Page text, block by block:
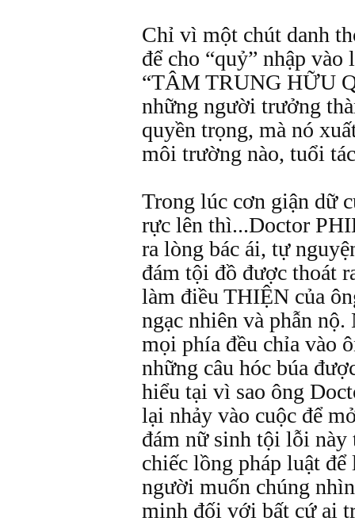
Chỉ vì một chút danh
để cho “quỷ” nhập
“TÂM TRUNG HỮU
những người trưởng
quyền trọng, mà nó
môi trường nào, tuổi
Trong lúc cơn giận dữ
rực lên thì...Doctor
ra lòng bác ái, tự
đám tội đồ được thoát
làm điều THIỆN của
ngạc nhiên và phẫn
mọi phía đều chỉa vào
những câu hóc búa
hiểu tại vì sao ông
lại nhảy vào cuộc để
đám nữ sinh tội lỗi
chiếc lồng pháp luật
người muốn chúng
minh đối với bất cứ ai